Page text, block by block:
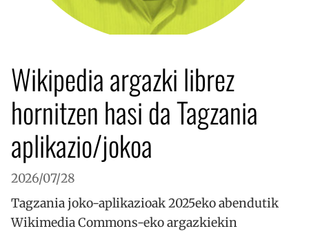
Wikipedia argazki librez
hornitzen hasi da Tagzania
aplikazio/jokoa
2026/07/28
Tagzania joko-aplikazioak 2025eko abendutik
Wikimedia Commons-eko argazkiekin